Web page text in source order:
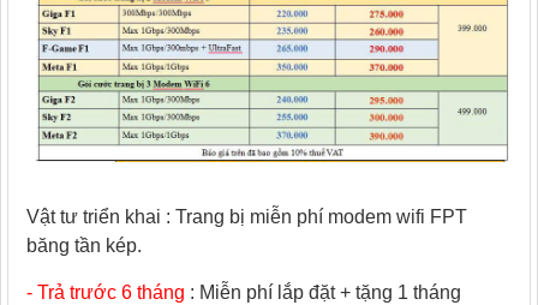
Vật tư triển khai : Trang bị miễn phí modem wifi FPT
băng tần kép.
- Trả trước 6 tháng : Miễn phí lắp đặt + tặng 1 tháng